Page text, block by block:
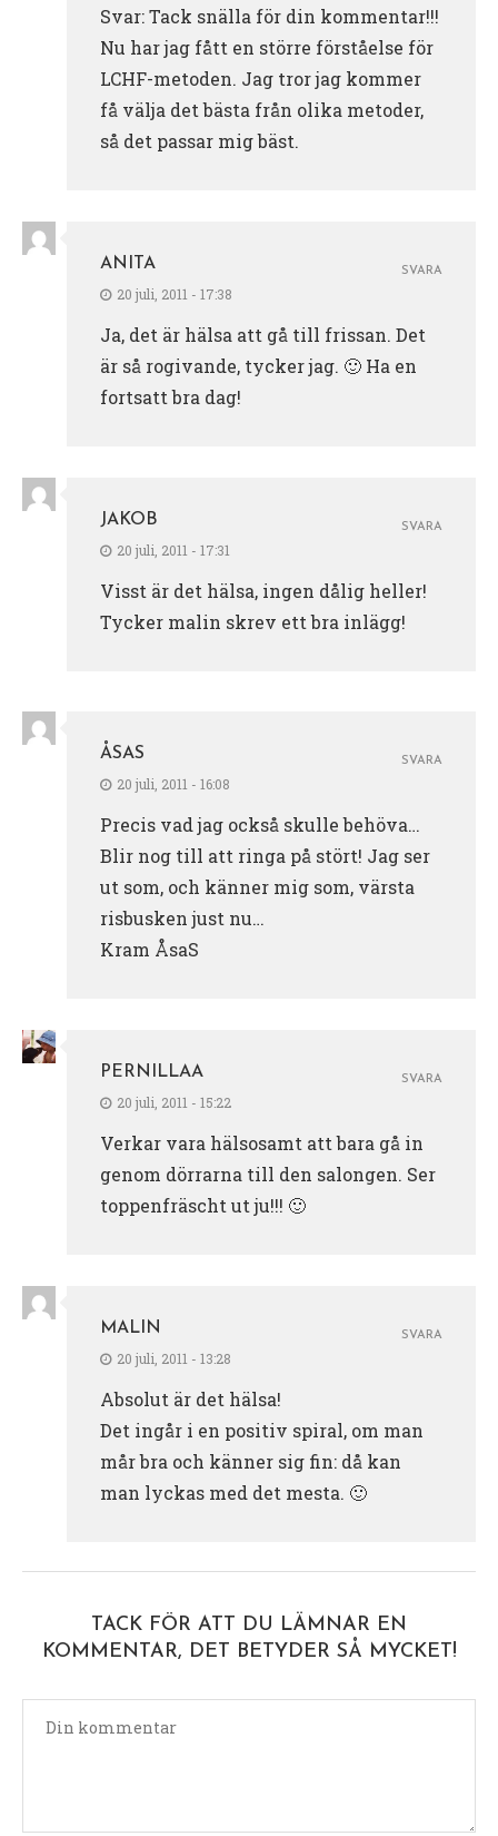
Svar: Tack snälla för din kommentar!!!
Nu har jag fått en större förståelse för
LCHF-metoden. Jag tror jag kommer
få välja det bästa från olika metoder,
så det passar mig bäst.
ANITA
20 juli, 2011 - 17:38
Ja, det är hälsa att gå till frissan. Det
är så rogivande, tycker jag. 🙂 Ha en
fortsatt bra dag!
SVARA
JAKOB
20 juli, 2011 - 17:31
Visst är det hälsa, ingen dålig heller!
Tycker malin skrev ett bra inlägg!
SVARA
ÅSAS
20 juli, 2011 - 16:08
Precis vad jag också skulle behöva…
Blir nog till att ringa på stört! Jag ser
ut som, och känner mig som, värsta
risbusken just nu…
Kram ÅsaS
SVARA
PERNILLAA
20 juli, 2011 - 15:22
Verkar vara hälsosamt att bara gå in
genom dörrarna till den salongen. Ser
toppenfräscht ut ju!!! 🙂
SVARA
MALIN
20 juli, 2011 - 13:28
Absolut är det hälsa!
Det ingår i en positiv spiral, om man
mår bra och känner sig fin: då kan
man lyckas med det mesta. 🙂
SVARA
TACK FÖR ATT DU LÄMNAR EN
KOMMENTAR, DET BETYDER SÅ MYCKET!